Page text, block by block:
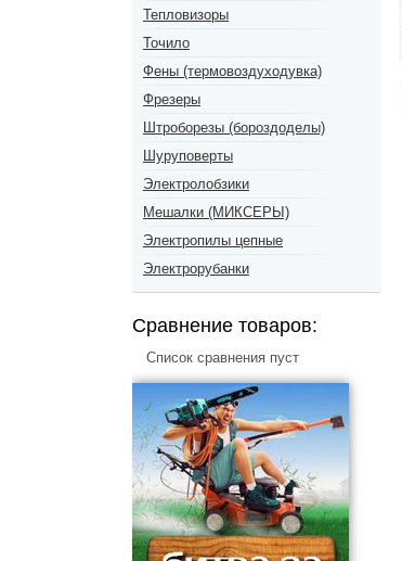
Тепловизоры
Точило
Фены (термовоздуходувка)
Фрезеры
Штроборезы (бороздоделы)
Шуруповерты
Электролобзики
Мешалки (МИКСЕРЫ)
Электропилы цепные
Электрорубанки
Сравнение товаров:
Список сравнения пуст